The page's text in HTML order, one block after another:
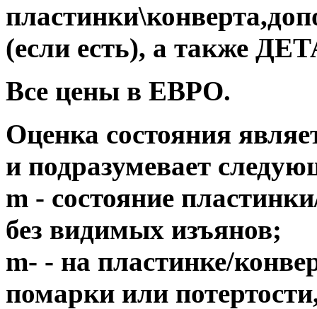
(если есть), а также
Все цены в ЕВРО.
Оценка состояния
и подразумевает
m - состояние
без видимых изъянов;
m- - на пластинке/
помарки или